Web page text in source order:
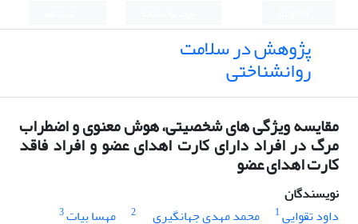
پژوهش در سلامت
روانشناختی
مقایسه ویژگی های شخصیتی، هوش معنوی و اضطراب
مرگ در افراد دارای کارت اهدای عضو و افراد فاقد
کارت اهدای عضو
نویسندگان
داود تقوایی1 محمد مهدی جهانگیری 2 مهسا بیات3